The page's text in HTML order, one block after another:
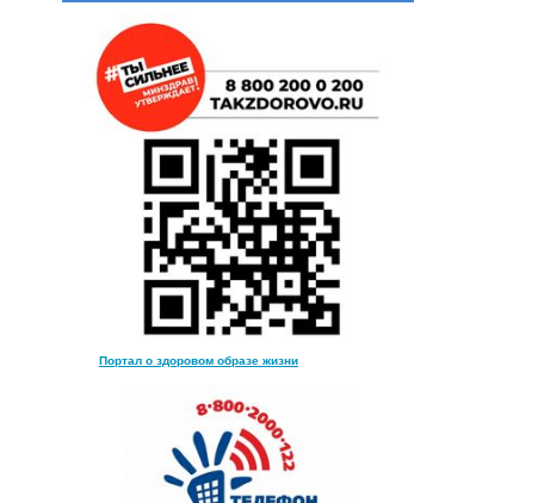
Портал о здоровом образе жизни